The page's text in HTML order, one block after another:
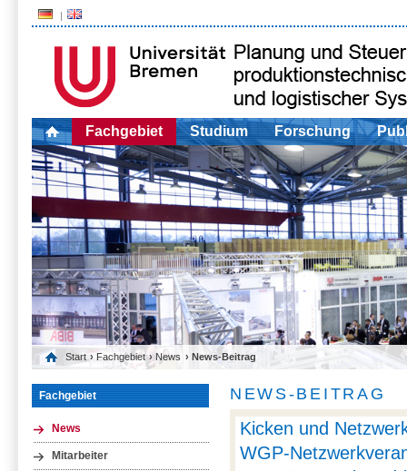
Fachgebiet Studium Forschung
Start › Fachgebiet › News › News-Beitrag
Fachgebiet
News
Mitarbeiter
NEWS-BEITRAG
Kicken und
WGP-